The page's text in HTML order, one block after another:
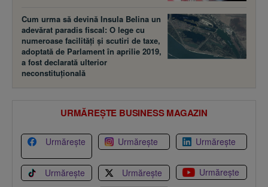
Cum urma să devină Insula Belina un
adevărat paradis fiscal: O lege cu
numeroase facilităţi şi scutiri de taxe,
adoptată de Parlament în aprilie 2019,
a fost declarată ulterior
neconstituţională
URMĂREȘTE BUSINESS MAGAZIN
Urmărește Urmărește Urmărește
Urmărește Urmărește
Urmărește